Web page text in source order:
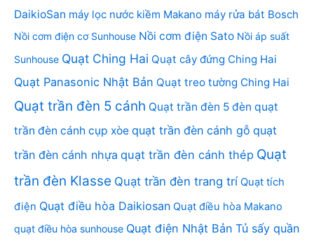
DaikioSan máy lọc nước kiềm Makano máy rửa bát Bosch
Nồi cơm điện cơ Sunhouse Nồi cơm điện Sato Nồi áp suất
Sunhouse Quạt Ching Hai Quạt cây đứng Ching Hai
Quạt Panasonic Nhật Bản Quạt treo tường Ching Hai
Quạt trần đèn 5 cánh Quạt trần đèn 5 đèn quạt
trần đèn cánh cụp xòe quạt trần đèn cánh gỗ quạt
trần đèn cánh nhựa quạt trần đèn cánh thép Quạt
trần đèn Klasse Quạt trần đèn trang trí Quạt tích
điện Quạt điều hòa Daikiosan Quạt điều hòa Makano
quạt điều hòa sunhouse Quạt điện Nhật Bản Tủ sấy quần